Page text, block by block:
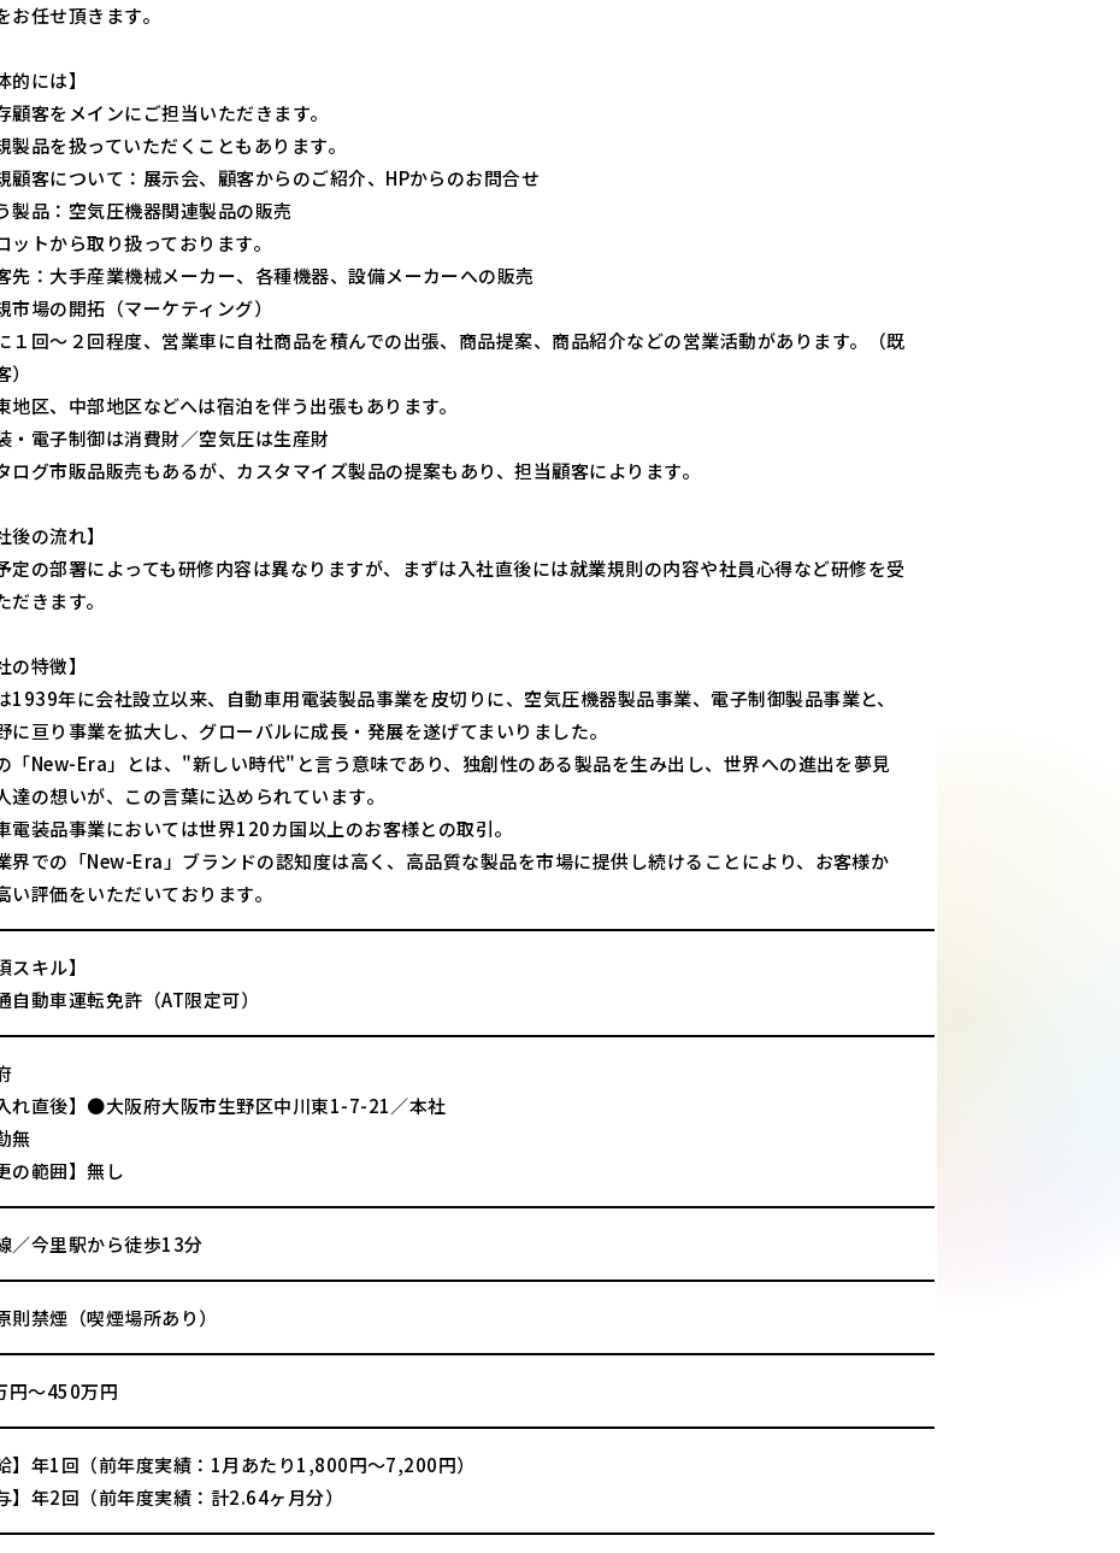
お任せ頂きます。
的には】
客をメインにご担当いただきます。
品を扱っていただくこともあります。
顧客について：展示会、顧客からのご紹介、HPからのお問合せ
製品：空気圧機器関連製品の販売
トから取り扱っております。
先：大手産業機械メーカー、各種機器、設備メーカーへの販売
場の開拓（マーケティング）
１回～２回程度、営業車に自社商品を積んでの出張、商品提案、商品紹介などの営業活動があります。（既
地区、中部地区などへは宿泊を伴う出張もあります。
・電子制御は消費財／空気圧は生産財
ログ市販品販売もあるが、カスタマイズ製品の提案もあり、担当顧客によります。
後の流れ】
定の部署によっても研修内容は異なりますが、まずは入社直後には就業規則の内容や社員心得など研修を受
だきます。
の特徴】
1939年に会社設立以来、自動車用電装製品事業を皮切りに、空気圧機器製品事業、電子制御製品事業と、
に亘り事業を拡大し、グローバルに成長・発展を遂げてまいりました。
「New-Era」とは、"新しい時代"と言う意味であり、独創性のある製品を生み出し、世界への進出を夢見
達の想いが、この言葉に込められています。
電装品事業においては世界120カ国以上のお客様との取引。
界での「New-Era」ブランドの認知度は高く、高品質な製品を市場に提供し続けることにより、お客様か
い評価をいただいております。
スキル】
動車運転免許（AT限定可）
入れ直後】●大阪府大阪市生野区中川東1-7-21／本社
無
の範囲】無し
／今里駅から徒歩13分
則禁煙（喫煙場所あり）
円～450万円
給】年1回（前年度実績：1月あたり1,800円～7,200円）
】年2回（前年度実績：計2.64ヶ月分）